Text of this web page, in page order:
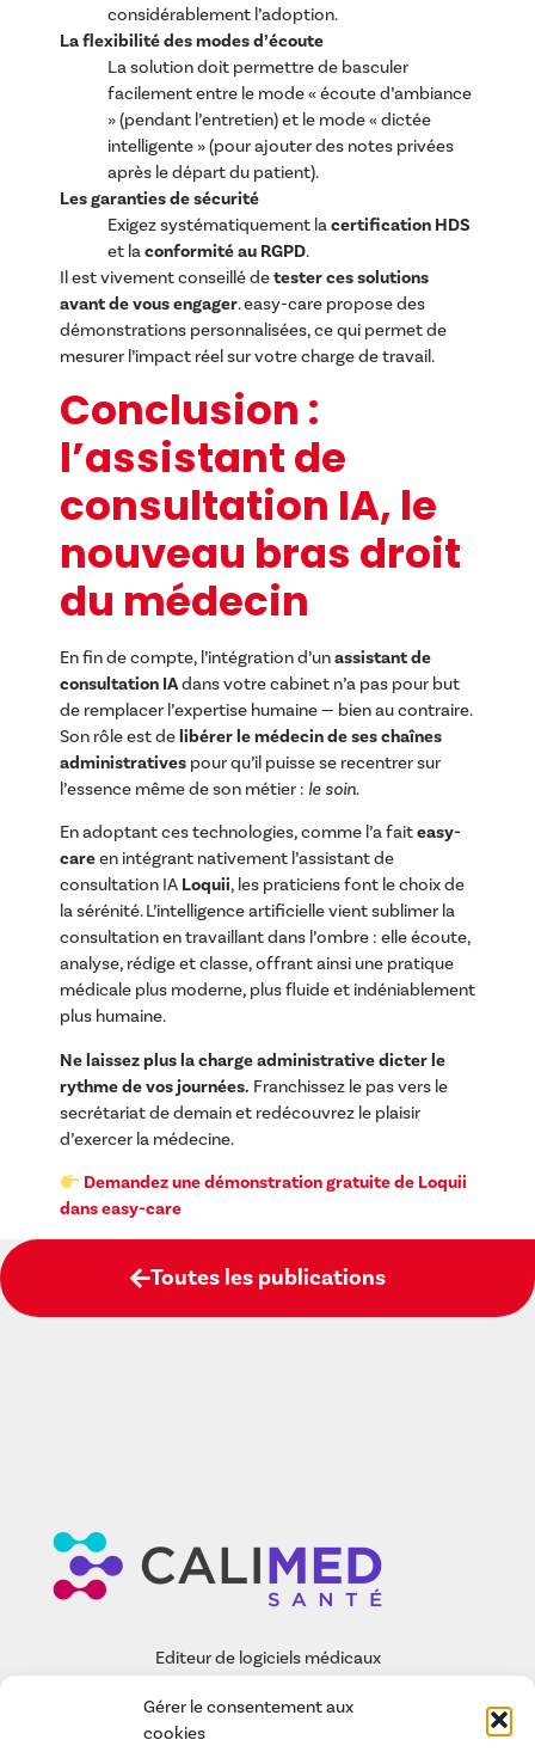
Gérer le consentement aux
cookies
considérablement l’adoption.
La flexibilité des modes d’écoute
La solution doit permettre de basculer
facilement entre le mode « écoute d’ambiance
» (pendant l’entretien) et le mode « dictée
intelligente » (pour ajouter des notes privées
après le départ du patient).
Les garanties de sécurité
Exigez systématiquement lacertification HDS
et laconformité au RGPD.
Il est vivement conseillé detester ces solutions
avant de vous engager. easy-care propose des
démonstrations personnalisées, ce qui permet de
mesurer l’impact réel sur votre charge de travail.
Conclusion :
l’assistant de
consultation IA, le
nouveau bras droit
du médecin
En fin de compte, l’intégration d’unassistant de
consultation IAdans votre cabinet n’a pas pour but
de remplacer l’expertise humaine — bien au contraire.
Son rôle est delibérer le médecin de ses chaînes
administratives pour qu’il puisse se recentrer sur
l’essence même de son métier : le soin.
En adoptant ces technologies, comme l’a faiteasy-
careen intégrant nativement l’assistant de
consultation IA Loquii, les praticiens font le choix de
la sérénité. L’intelligence artificielle vient sublimer la
consultation en travaillant dans l’ombre : elle écoute,
analyse, rédige et classe, offrant ainsi une pratique
médicale plus moderne, plus fluide et indéniablement
plus humaine.
Ne laissez plus la charge administrative dicter le
rythme de vos journées. Franchissez le pas vers le
secrétariat de demain et redécouvrez le plaisir
d’exercer la médecine.
Demandez une démonstration gratuite de Loquii
dans easy-care
Toutes les publications
Editeur de logiciels médicaux
EASY-CARE